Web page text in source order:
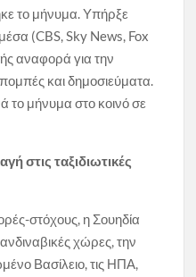
το μήνυμα. Υπήρξε
(CBS, Sky News, Fox
αναφορά για την
και δημοσιεύματα.
το μήνυμα στο κοινό σε
στις ταξιδιωτικές
στόχους, η Σουηδία
χώρες, την
Βασίλειο, τις ΗΠΑ,